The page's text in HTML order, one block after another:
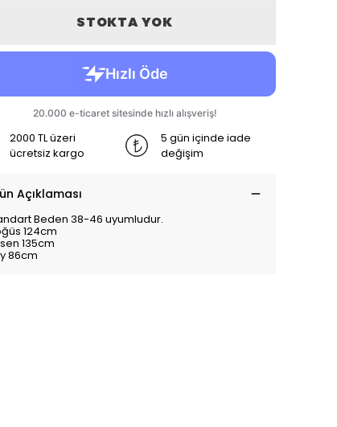
STOKTA YOK
2000 TL üzeri
ücretsiz kargo
5 gün içinde iade
değişim
Açıklaması
Beden 38-46 uyumludur.
124cm
135cm
86cm